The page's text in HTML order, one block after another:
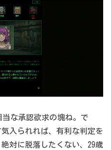
当な承認欲求の塊ね。で
入られれば、有利な判定を
対に脱落したくない、29歳